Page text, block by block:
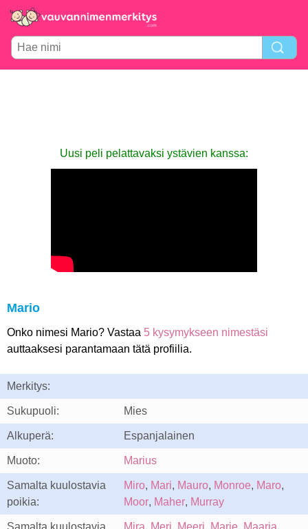
Uusi peli pelattavaksi ystävien kanssa:
Mario
Onko nimesi Mario? Vastaa 5 kysymykseen nimestäsi
auttaaksesi parantamaan tätä profiilia.
Merkitys:
Sukupuoli: Mies
Alkuperä: Espanjalainen
Muoto: Marius
Samalta kuulostavia
poikia:
Miro, Mari, Mauro, Monroe, Maro,
Moor, Maher, Murray
Samalta kuulostavia
Mira, Meri, Meeri, Marie, Maaria,